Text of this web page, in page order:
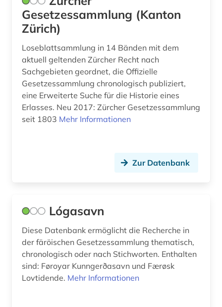
verwaltungswissenschaft (19)
wien (2)
zürich <kanton> (1)
öffentlicher dienst (1)
österreich (1)
Gesetzessammlung (Kanton
Zürich)
Loseblattsammlung in 14 Bänden mit dem
aktuell geltenden Zürcher Recht nach
Sachgebieten geordnet, die Offizielle
Gesetzessammlung chronologisch publiziert,
eine Erweiterte Suche für die Historie eines
Erlasses. Neu 2017: Zürcher Gesetzessammlung
seit 1803 Mehr Informationen
Zur Datenbank
Lógasavn
Diese Datenbank ermöglicht die Recherche in
der färöischen Gesetzessammlung thematisch,
chronologisch oder nach Stichworten. Enthalten
sind: Føroyar Kunngerðasavn und Færøsk
Lovtidende. Mehr Informationen